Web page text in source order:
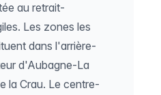
au retrait-
Les zones les
dans l'arrière-
d'Aubagne-La
la Crau. Le centre-